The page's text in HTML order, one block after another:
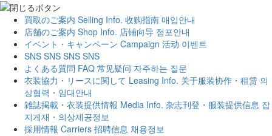
買取のご案内 Selling Info. 收购指南 매입안내
店舗のご案内 Shop Info. 店铺向导 점포안내
イベント・キャンペーン Campaign 活动 이벤트
SNS SNS SNS SNS
よくある質問 FAQ 常见疑问 자주하는 질문
衣装協力・リースに関して Leasing Info. 关于服装协作・租赁 의
상협력・임대안내
雑誌掲載・衣装提供情報 Media Info. 杂志刊登・服装提供信息 잡
지게재・의상제공정보
採用情報 Carriers 招聘信息 채용정보